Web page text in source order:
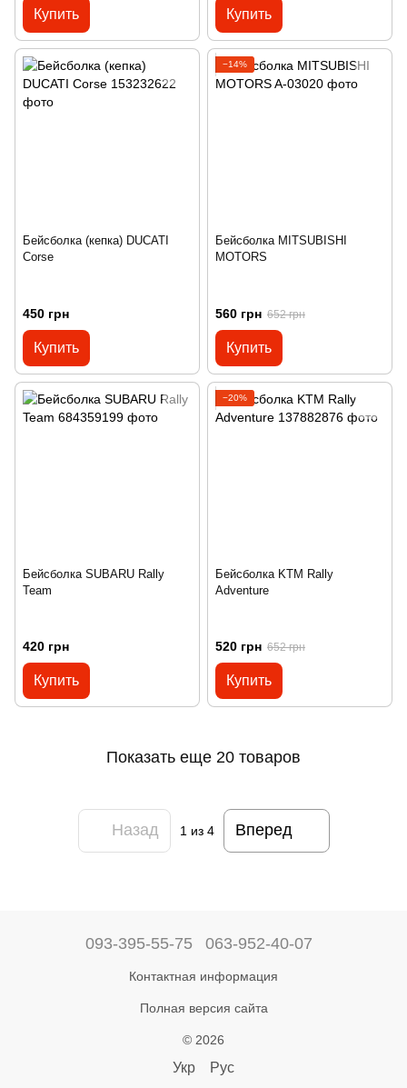
Купить Купить
Бейсболка (кепка) DUCATI
Corse
450 грн
Купить
−14%
Бейсболка MITSUBISHI
MOTORS
560 грн 652 грн
Купить
Бейсболка SUBARU Rally
Team
420 грн
Купить
−20%
Бейсболка KTM Rally
Adventure
520 грн 652 грн
Купить
Показать еще 20 товаров
Назад 1 из 4 Вперед
093-395-55-75 063-952-40-07
Контактная информация
Полная версия сайта
© 2026
Укр Рус